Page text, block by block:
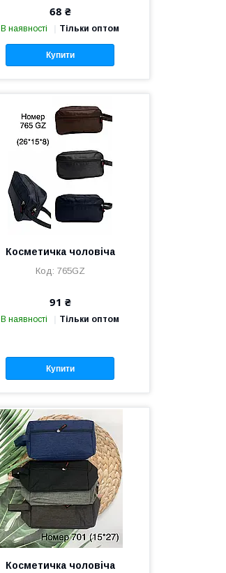
68 ₴
В наявності Тільки оптом
Купити
Косметичка чоловіча
765GZ
91 ₴
В наявності Тільки оптом
Купити
Косметичка чоловіча